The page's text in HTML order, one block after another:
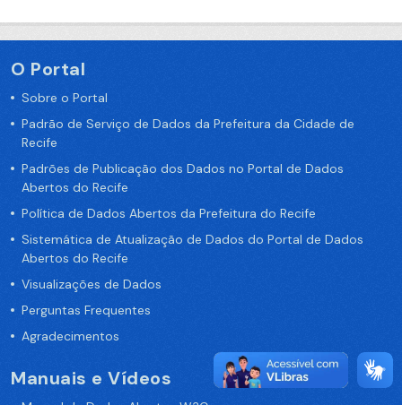
O Portal
Sobre o Portal
Padrão de Serviço de Dados da Prefeitura da Cidade de
Recife
Padrões de Publicação dos Dados no Portal de Dados
Abertos do Recife
Política de Dados Abertos da Prefeitura do Recife
Sistemática de Atualização de Dados do Portal de Dados
Abertos do Recife
Visualizações de Dados
Perguntas Frequentes
Agradecimentos
Manuais e Vídeos